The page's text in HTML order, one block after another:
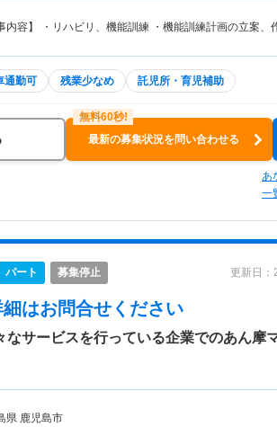
内容】 ・リハビリ、機能訓練 ・機能訓練計画の立案、
通勤可 残業少なめ 託児所・育児補助
最新の募集状況を問い合わせる
あ
一
パート 募集停止 更新日
はお問合せください
なサービスを行っている企業でのあん摩
県 鹿児島市